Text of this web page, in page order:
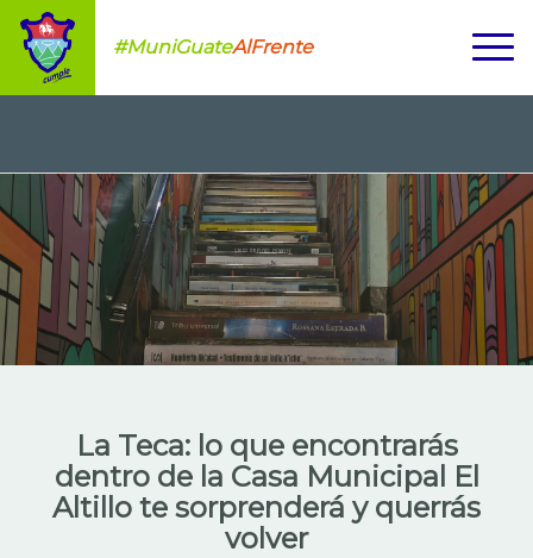
#MuniGuateAlFrente
La Teca: lo que encontrarás
dentro de la Casa Municipal El
Altillo te sorprenderá y querrás
volver